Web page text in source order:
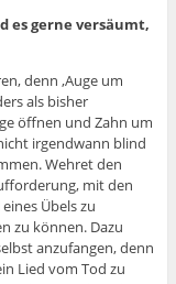
es gerne versäumt,
denn ‚Auge um
als bisher
öffnen und Zahn um
irgendwann blind
Wehret den
mit den
Übels zu
zu können. Dazu
anzufangen, denn
Lied vom Tod zu